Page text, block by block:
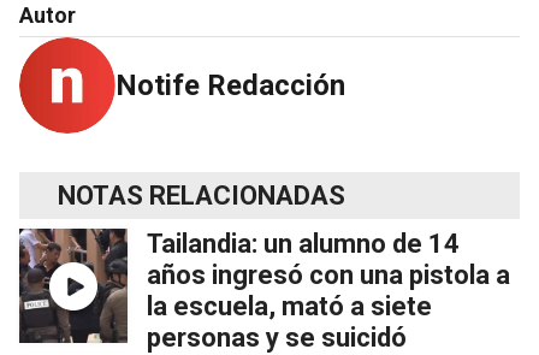
Autor
Notife Redacción
NOTAS RELACIONADAS
Tailandia: un alumno de 14
años ingresó con una pistola a
la escuela, mató a siete
personas y se suicidó